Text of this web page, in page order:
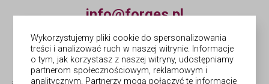
info@forges.pl
© Forges | wykonanie Netergo
Wykorzystujemy pliki cookie do spersonalizowania
treści i analizować ruch w naszej witrynie. Informacje
o tym, jak korzystasz z naszej witryny, udostępniamy
partnerom społecznościowym, reklamowym i
analitycznym. Partnerzy mogą połączyć te informacje